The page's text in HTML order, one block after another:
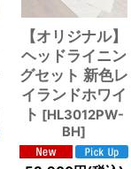
【オリジナル】
ヘッドライニン
グセット 新色レ
イランドホワイ
ト [HL3012PW-
BH]